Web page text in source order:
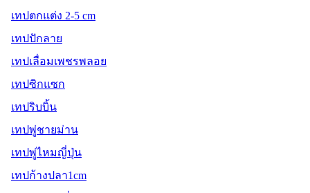
เทปตกแต่ง 2-5 cm
เทปปักลาย
เทปเลื่อมเพชรพลอย
เทปซิกแซก
เทปริบบิ้น
เทปพู่ชายม่าน
เทปพู่ไหมญี่ปุ่น
เทปก้างปลา1cm